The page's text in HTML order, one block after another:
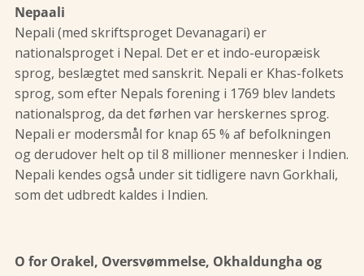
Nepaali
Nepali (med skriftsproget Devanagari) er
nationalsproget i Nepal. Det er et indo-europæisk
sprog, beslægtet med sanskrit. Nepali er Khas-folkets
sprog, som efter Nepals forening i 1769 blev landets
nationalsprog, da det førhen var herskernes sprog.
Nepali er modersmål for knap 65 % af befolkningen
og derudover helt op til 8 millioner mennesker i Indien.
Nepali kendes også under sit tidligere navn Gorkhali,
som det udbredt kaldes i Indien.
O for Orakel, Oversvømmelse, Okhaldungha og